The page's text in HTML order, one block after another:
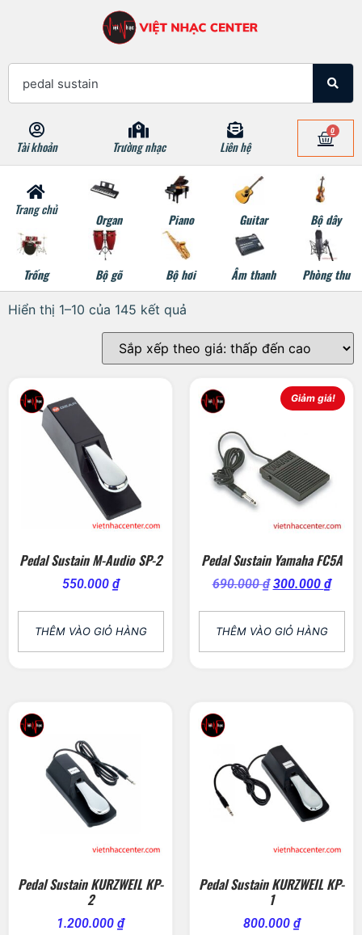
Tài khoản Trường nhạc Liên hệ
0
Trang chủ
Organ Piano Guitar Bộ dây
Trống Bộ gõ Bộ hơi Âm thanh Phòng thu
Hiển thị 1–10 của 145 kết quả
Pedal Sustain M-Audio SP-2
550.000 ₫
THÊM VÀO GIỎ HÀNG
Giảm giá!
Pedal Sustain Yamaha FC5A
690.000₫ 300.000 ₫
THÊM VÀO GIỎ HÀNG
Pedal Sustain KURZWEIL KP-
2
1.200.000 ₫
Pedal Sustain KURZWEIL KP-
1
800.000 ₫